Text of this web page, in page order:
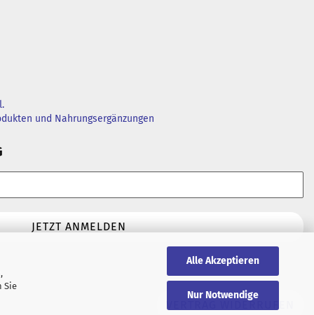
Sie
Alle Akzeptieren
Nur Notwendige
und Nahrungsergänzungen